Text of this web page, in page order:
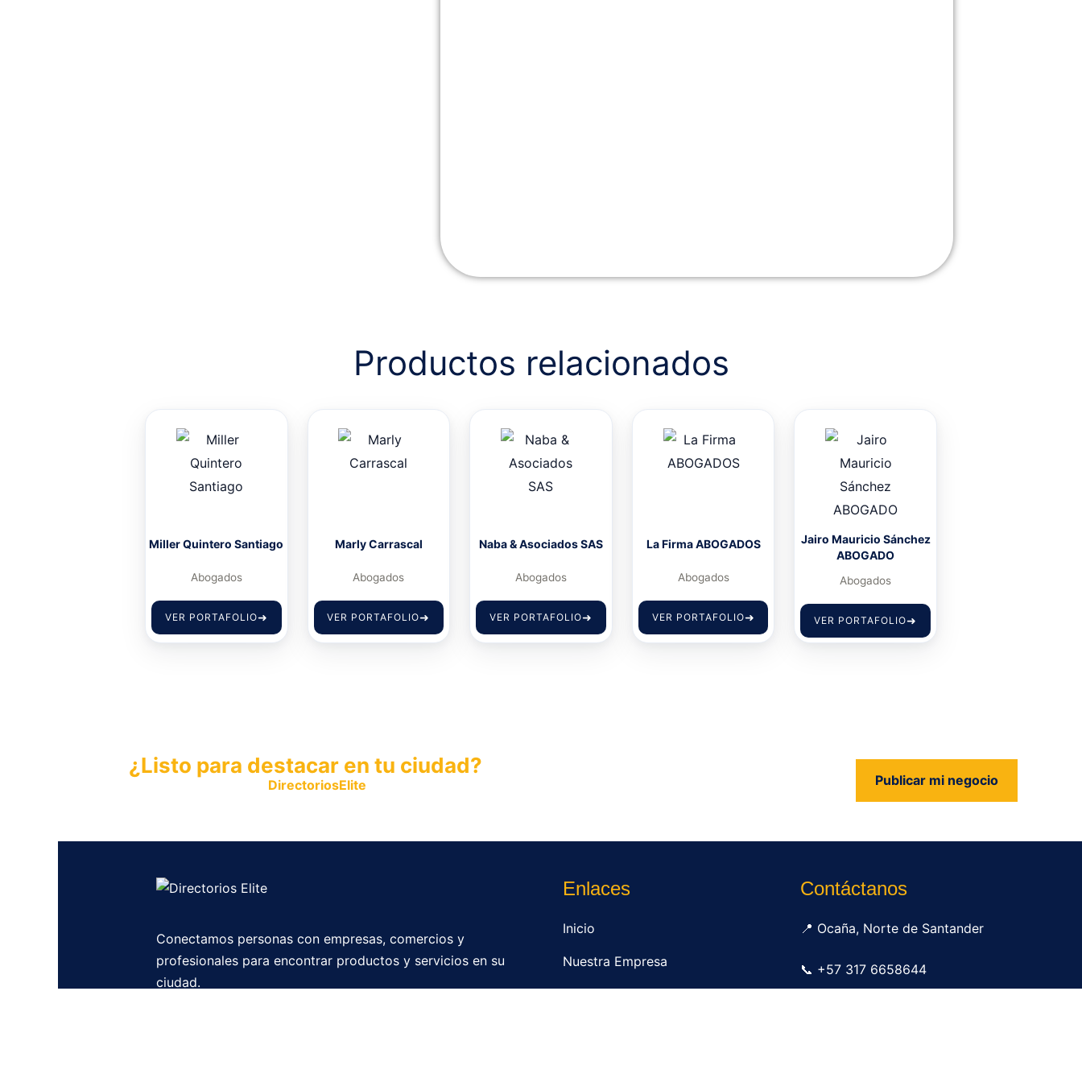
Productos relacionados
Miller Quintero Santiago
Abogados
VER PORTAFOLIO
Marly Carrascal
Abogados
VER PORTAFOLIO
Naba & Asociados SAS
Abogados
VER PORTAFOLIO
La Firma ABOGADOS
Abogados
VER PORTAFOLIO
Jairo Mauricio Sánchez
ABOGADO
Abogados
VER PORTAFOLIO
¿Listo para destacar en tu ciudad?
DirectoriosElite Publicar mi negocio
Conectamos personas con empresas, comercios y
profesionales para encontrar productos y servicios en su
ciudad.
Enlaces
Inicio
Nuestra Empresa
Directorio
Contáctanos
📍 Ocaña, Norte de Santander
📞 +57 317 6658644